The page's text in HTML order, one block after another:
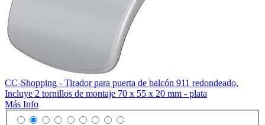
CC-Shopping - Tirador para puerta de balcón 911 redondeado,
Incluye 2 tornillos de montaje 70 x 55 x 20 mm - plata
Más Info